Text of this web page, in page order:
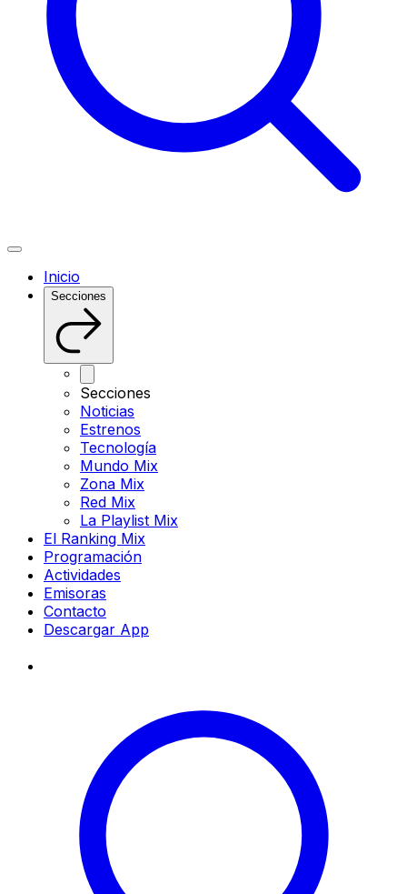
Inicio
Secciones
Secciones
Noticias
Estrenos
Tecnología
Mundo Mix
Zona Mix
Red Mix
La Playlist Mix
El Ranking Mix
Programación
Actividades
Emisoras
Contacto
Descargar App